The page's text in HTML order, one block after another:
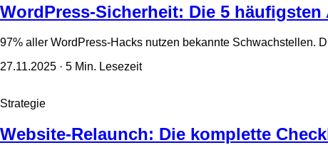
WordPress-Sicherheit: Die 5
97% aller WordPress-Hacks nutzen bekannte Schwachstellen.
27.11.2025 · 5 Min. Lesezeit
Strategie
Website-Relaunch: Die komplette